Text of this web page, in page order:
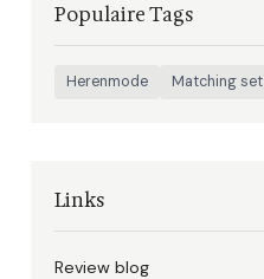
Populaire Tags
Herenmode Matching set
Links
Review blog